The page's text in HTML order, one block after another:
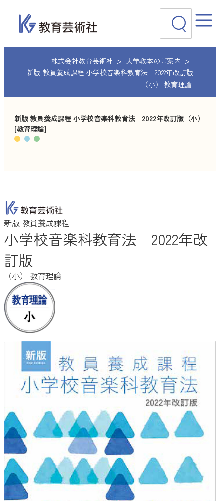
キ
株式会社教育芸術社
大学教本のご案内
新版 教員養成課程 小学校音楽科教育法 2022年改訂版
（小）[教育理論]
新版 教員養成課程 小学校音楽科教育法 2022年改訂版（小）
[教育理論]
新版 教員養成課程
小学校音楽科教育法 2022年改
訂版
（小）[教育理論]